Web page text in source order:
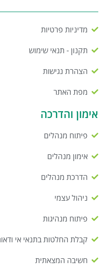
מדיניות פרטיות
תקנון - תנאי שימוש
הצהרת נגישות
מפת האתר
אימון והדרכה
פיתוח מנהלים
אימון מנהלים
הדרכת מנהלים
ניהול עצמי
פיתוח מנהיגות
קבלת החלטות בתנאי אי
חשיבה המצאתית